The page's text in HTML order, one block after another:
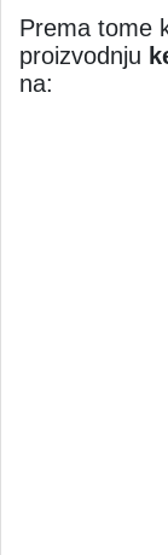
Prema tome
proizvodnju
na: